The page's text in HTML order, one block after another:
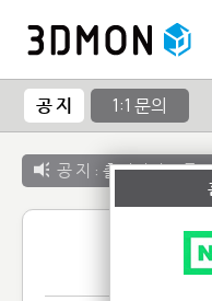
공 지 1:1 문의
공 지 : 출력서비스 종